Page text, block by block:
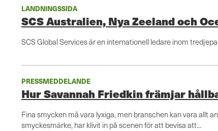
LANDNINGSSIDA
SCS Australien, Nya Zeeland och
SCS Global Services är en internationell ledare inom
PRESSMEDDELANDE
Hur Savannah Friedkin främjar
Fina smycken må vara lyxiga, men branschen kan vara allt
smyckesmärke, har klivit in på scenen för att bevisa att...